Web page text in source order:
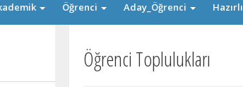
Öğrenci Aday_Öğrenci
Öğrenci Toplulukları